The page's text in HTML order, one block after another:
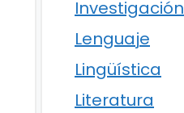
Investigación
Lenguaje
Lingüística
Literatura